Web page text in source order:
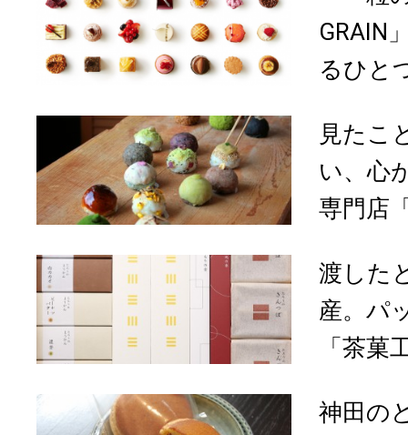
GRAIN
るひと
見たこ
い、心
専門店
渡した
産。パ
「茶菓
神田の